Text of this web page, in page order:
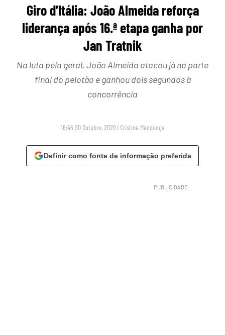
Giro d’Itália: João Almeida reforça
liderança após 16.ª etapa ganha por
Jan Tratnik
Na luta pela geral, João Almeida atacou já na parte
final do pelotão e ganhou dois segundos à
concorrência
16:45 20 Outubro, 2020 | Cristina Mendonça
Definir como fonte de informação preferida